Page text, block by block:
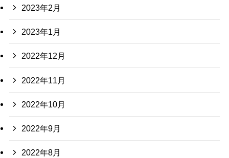
2023年2月
2023年1月
2022年12月
2022年11月
2022年10月
2022年9月
2022年8月